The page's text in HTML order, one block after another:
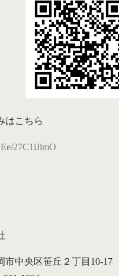
はこちら
27C1iJimO
市中央区笹丘２丁目10-17